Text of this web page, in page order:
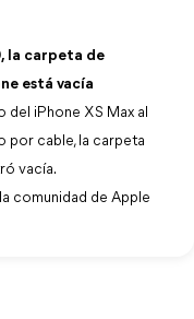
la carpeta de
está vacía
iPhone XS Max al
por cable, la carpeta
vacía.
comunidad de Apple